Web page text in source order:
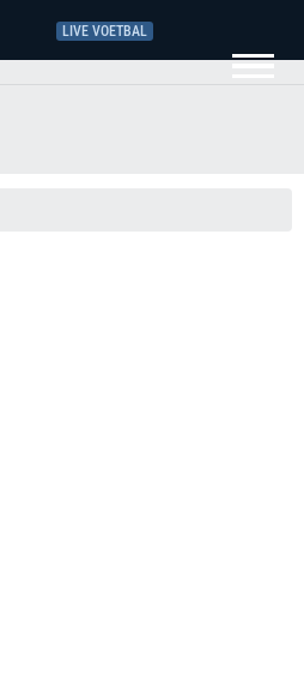
LIVE VOETBAL